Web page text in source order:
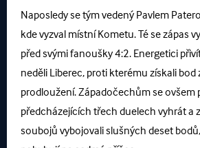
Naposledy se tým vedený Pavlem
kde vyzval místní Kometu. Té se zápas
před svými fanoušky 4:2. Energetici
neděli Liberec, proti kterému získali bod
prodloužení. Západočechům se ovšem
předcházejících třech duelech vyhrát a
soubojů vybojovali slušných deset